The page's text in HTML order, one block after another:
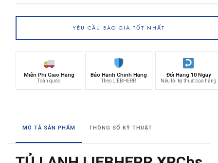
YÊU CẦU BÁO GIÁ TỐT NHẤT
Miễn Phí Giao Hàng
Toàn quốc
Bảo Hành Chính Hãng
Theo LIEBHERR
Đổi Hàng 10 Ngày
Nếu lỗi kỹ thuật của hãng
MÔ TẢ SẢN PHẨM THÔNG SỐ KỸ THUẬT